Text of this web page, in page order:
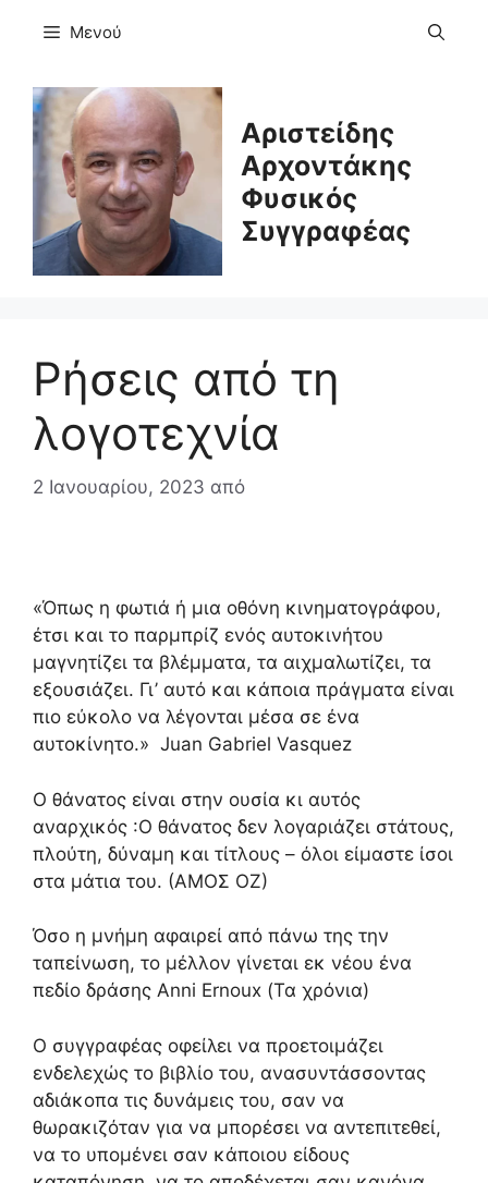
Μενού
Αριστείδης
Αρχοντάκης
Φυσικός
Συγγραφέας
Ρήσεις από τη
λογοτεχνία
2 Ιανουαρίου, 2023 από
«Όπως η φωτιά ή μια οθόνη κινηματογράφου,
έτσι και το παρμπρίζ ενός αυτοκινήτου
μαγνητίζει τα βλέμματα, τα αιχμαλωτίζει, τα
εξουσιάζει. Γι’ αυτό και κάποια πράγματα είναι
πιο εύκολο να λέγονται μέσα σε ένα
αυτοκίνητο.» Juan Gabriel Vasquez
Ο θάνατος είναι στην ουσία κι αυτός
αναρχικός :Ο θάνατος δεν λογαριάζει στάτους,
πλούτη, δύναμη και τίτλους – όλοι είμαστε ίσοι
στα μάτια του. (ΑΜΟΣ ΟΖ)
Όσο η μνήμη αφαιρεί από πάνω της την
ταπείνωση, το μέλλον γίνεται εκ νέου ένα
πεδίο δράσης Anni Ernoux (Τα χρόνια)
Ο συγγραφέας οφείλει να προετοιμάζει
ενδελεχώς το βιβλίο του, ανασυντάσσοντας
αδιάκοπα τις δυνάμεις του, σαν να
θωρακιζόταν για να μπορέσει να αντεπιτεθεί,
να το υπομένει σαν κάποιου είδους